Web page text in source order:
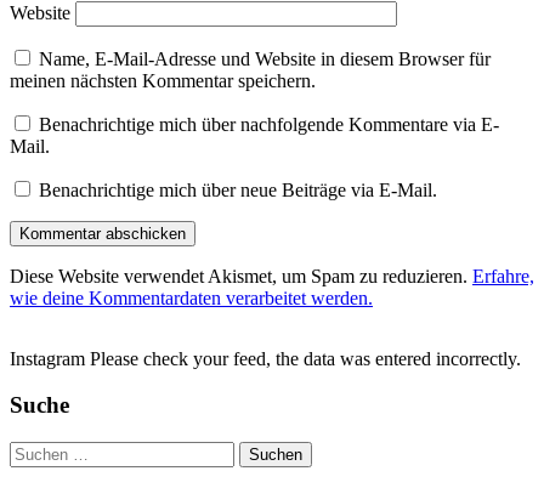
Website
Name, E-Mail-Adresse und Website in diesem Browser für
meinen nächsten Kommentar speichern.
Benachrichtige mich über nachfolgende Kommentare via E-
Mail.
Benachrichtige mich über neue Beiträge via E-Mail.
Diese Website verwendet Akismet, um Spam zu reduzieren. Erfahre,
wie deine Kommentardaten verarbeitet werden.
Instagram Please check your feed, the data was entered incorrectly.
Suche
Suchen
nach: